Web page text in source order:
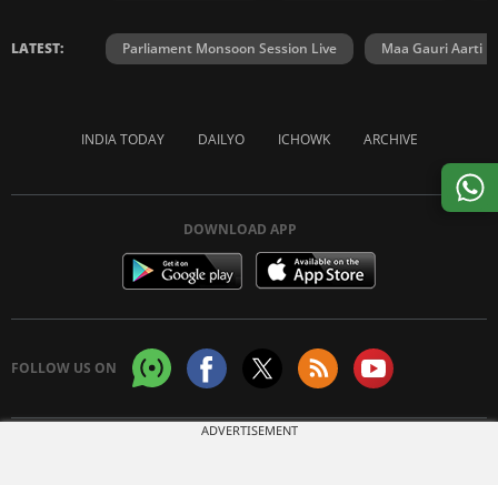
LATEST: Parliament Monsoon Session Live Maa Gauri Aarti
INDIA TODAY DAILYO ICHOWK ARCHIVE
DOWNLOAD APP
FOLLOW US ON
ADVERTISEMENT